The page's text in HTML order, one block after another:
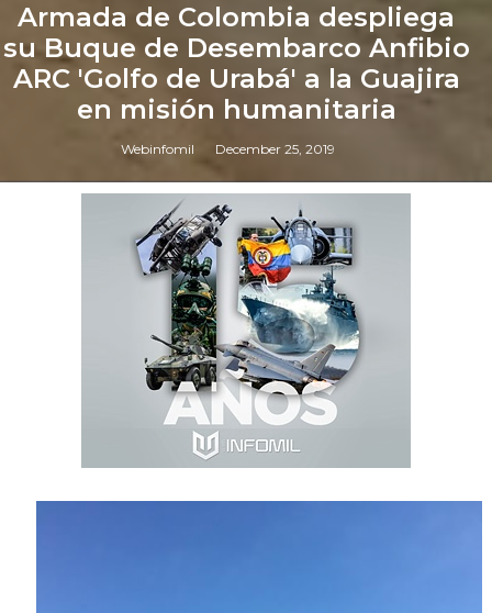
Armada de Colombia despliega
su Buque de Desembarco Anfibio
ARC 'Golfo de Urabá' a la Guajira
en misión humanitaria
Webinfomil December 25, 2019